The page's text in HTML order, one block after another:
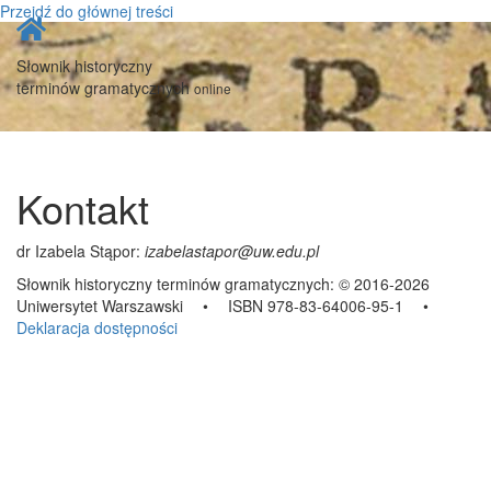
Przejdź do głównej treści
Strona
główna
Słownik historyczny
terminów gramatycznychonline
Kontakt
dr Izabela Stąpor: izabelastapor@uw.edu.pl
Słownik historyczny terminów gramatycznych: © 2016-2026
Uniwersytet Warszawski
• ISBN 978-83-64006-95-1
•
Deklaracja dostępności